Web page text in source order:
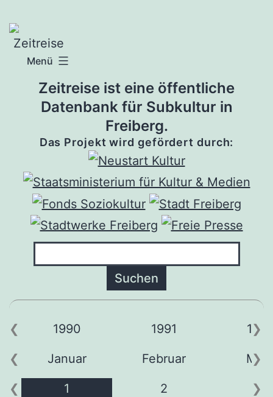
Inhalt
springen
Menü
Zeitreise ist eine öffentliche
Datenbank für Subkultur in
Freiberg.
Das Projekt wird gefördert durch:
1990 1991
Januar Februar
1 2 3